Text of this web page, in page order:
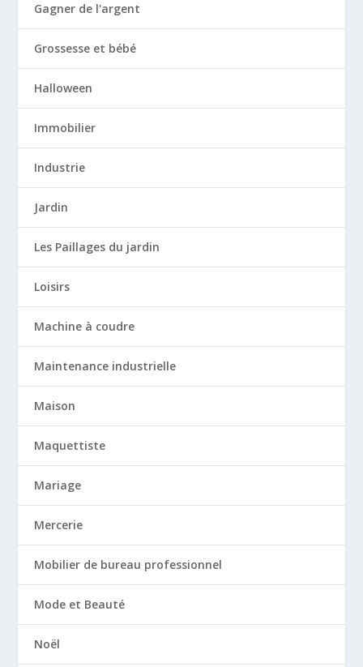
Gagner de l'argent
Grossesse et bébé
Halloween
Immobilier
Industrie
Jardin
Les Paillages du jardin
Loisirs
Machine à coudre
Maintenance industrielle
Maison
Maquettiste
Mariage
Mercerie
Mobilier de bureau professionnel
Mode et Beauté
Noël